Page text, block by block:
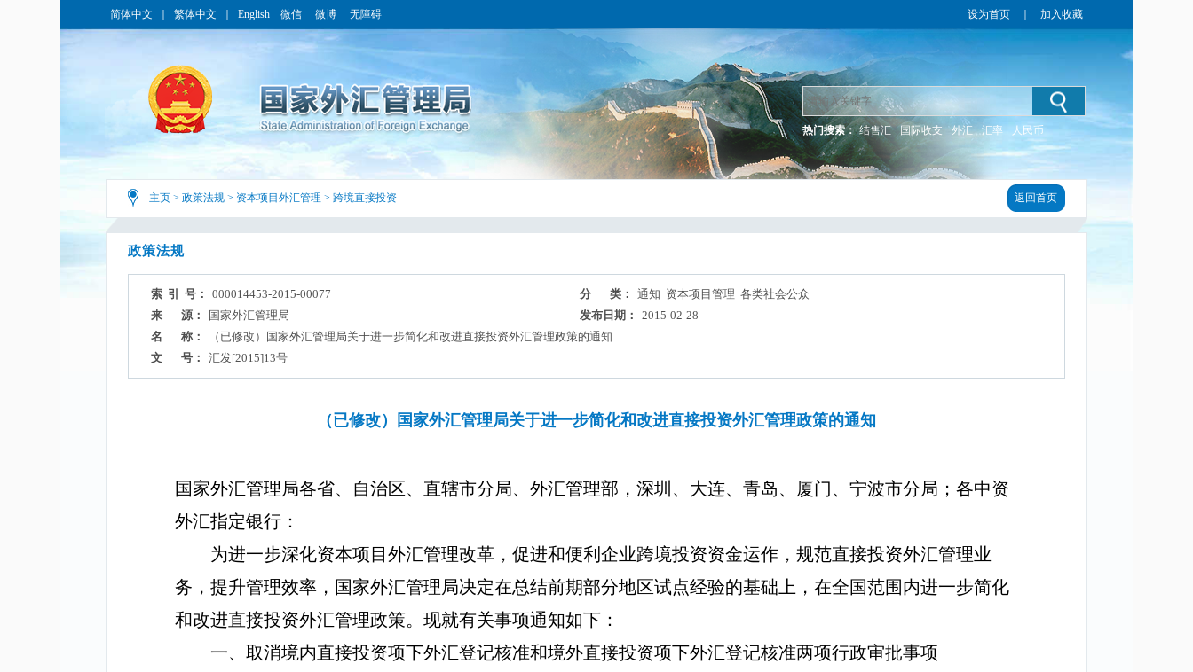
简体中文 繁体中文 English 微信 微博 无障碍 设为首页 加入收藏
热门搜索： 结售汇 国际收支 外汇 汇率 人民币
主页 > 政策法规 > 资本项目外汇管理 > 跨境直接投资 返回首页
政策法规
索 引 号： 000014453-2015-00077 分 类：
通知 资本项目管理 各类社会公众
来 源：
国家外汇管理局 发布日期：
2015-02-28
名 称：
（已修改）国家外汇管理局关于进一步简化和改进直接投资外汇管理政策的通知
文 号：
汇发[2015]13号
（已修改）国家外汇管理局关于进一步简化和改进直接投资外汇管理政策的通知
国家外汇管理局各省、自治区、直辖市分局、外汇管理部，深圳、大连、青岛、厦门、宁波市分局；各中资
外汇指定银行：
为进一步深化资本项目外汇管理改革，促进和便利企业跨境投资资金运作，规范直接投资外汇管理业
务，提升管理效率，国家外汇管理局决定在总结前期部分地区试点经验的基础上，在全国范围内进一步简化
和改进直接投资外汇管理政策。现就有关事项通知如下：
一、取消境内直接投资项下外汇登记核准和境外直接投资项下外汇登记核准两项行政审批事项